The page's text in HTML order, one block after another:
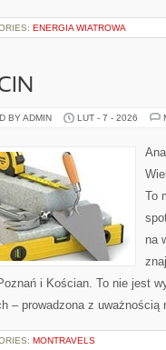
ENERGIA WIATROWA
BY ADMIN LUT - 7 - 2026
To
na
i Kościan. To nie jest
– prowadzona z
MONTRAVELS